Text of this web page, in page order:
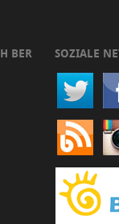
BER SOZIALE